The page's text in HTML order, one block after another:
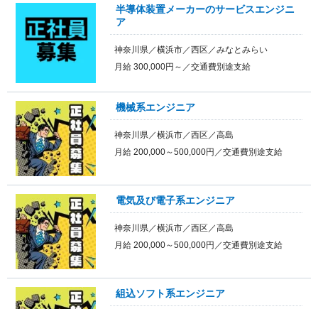
半導体装置メーカーのサービスエンジニ
ア
神奈川県／横浜市／西区／みなとみらい
月給 300,000円～／交通費別途支給
機械系エンジニア
神奈川県／横浜市／西区／高島
月給 200,000～500,000円／交通費別途支給
電気及び電子系エンジニア
神奈川県／横浜市／西区／高島
月給 200,000～500,000円／交通費別途支給
組込ソフト系エンジニア